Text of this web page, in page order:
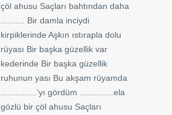
çöl ahusu Saçları bahtından daha
.......... Bir damla inciydi
kirpiklerinde Aşkın ıstırapla dolu
rüyası Bir başka güzellik var
kederinde Bir başka güzellik
ruhunun yası Bu akşam rüyamda
...............’yı gördüm ..............ela
gözlü bir çöl ahusu Saçları